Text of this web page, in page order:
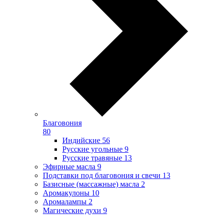
Благовония
80
Индийские 56
Русские угольные 9
Русские травяные 13
Эфирные масла 9
Подставки под благовония и свечи 13
Базисные (массажные) масла 2
Аромакулоны 10
Аромалампы 2
Магические духи 9